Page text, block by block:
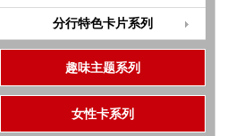
分行特色卡片系列
趣味主题系列
女性卡系列